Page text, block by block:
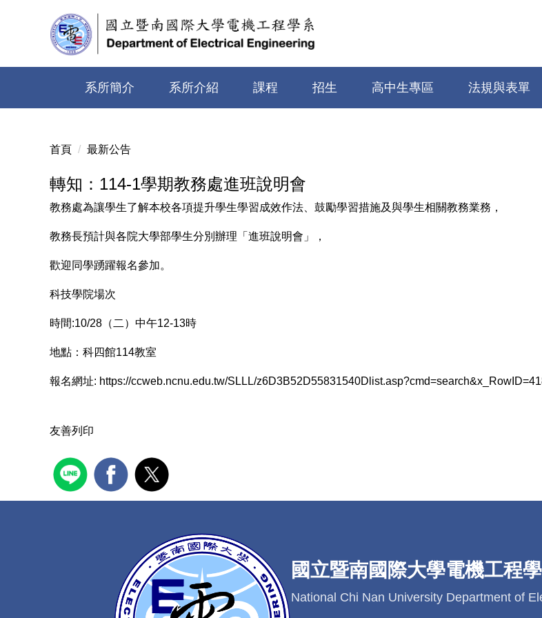
區
系所簡介 系所介紹 課程 招生 高中生專區 法規與表單
首頁 最新公告
轉知：114-1學期教務處進班說明會
教務處為讓學生了解本校各項提升學生學習成效作法、鼓勵學習措施及與學生相關教務業務，
教務長預計與各院大學部學生分別辦理「進班說明會」，
歡迎同學踴躍報名參加。
科技學院場次
時間:10/28（二）中午12-13時
地點：科四館114教室
報名網址: https://ccweb.ncnu.edu.tw/SLLL/
友善列印
國立暨南國際大學電機工程
National Chi Nan University Department of